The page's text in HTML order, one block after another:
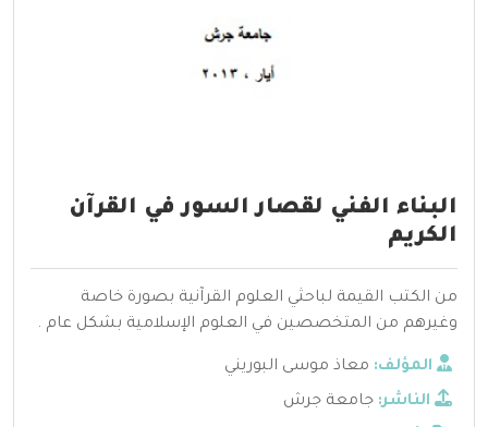
البناء الفني لقصار السور في القرآن
الكريم
من الكتب القيمة لباحثي العلوم القرآنية بصورة خاصة
وغيرهم من المتخصصين في العلوم الإسلامية بشكل عام .
المؤلف: معاذ موسى البوريني
الناشر: جامعة جرش